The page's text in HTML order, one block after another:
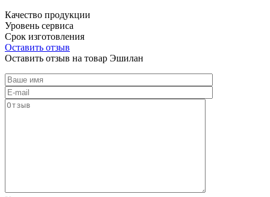
Качество продукции
Уровень сервиса
Срок изготовления
Оставить отзыв
Оставить отзыв на товар Эшилан